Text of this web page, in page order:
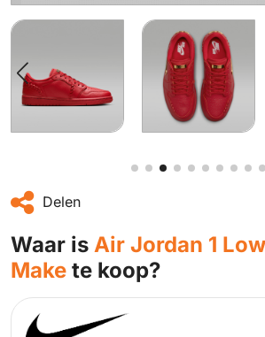
Delen
Waar is Air Jordan 1
Make te koop?